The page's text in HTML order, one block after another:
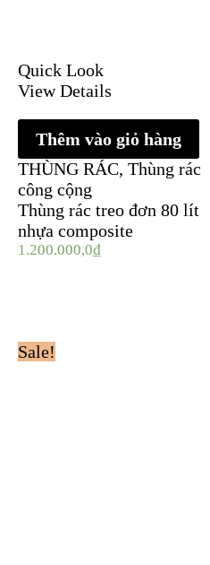
Quick Look
View Details
Thêm vào giỏ hàng
THÙNG RÁC, Thùng rác
công cộng
Thùng rác treo đơn 80 lít
nhựa composite
1.200.000,0₫
Sale!